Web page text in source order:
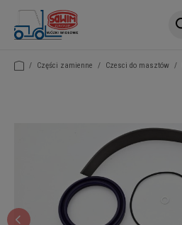
/ Części zamienne / Czesci do masztów /